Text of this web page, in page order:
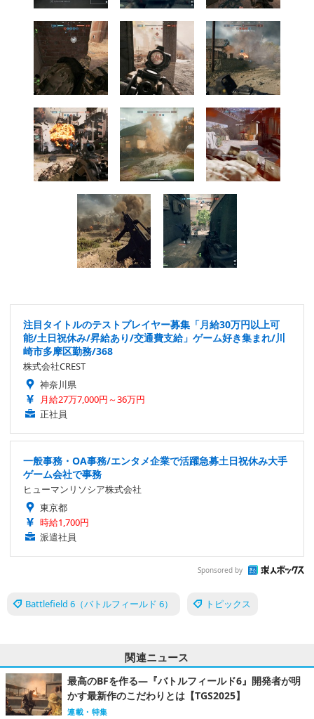
注目タイトルのテストプレイヤー募集「月給30万円以上可
能/土日祝休み/昇給あり/交通費支給」ゲーム好き集まれ/川
崎市多摩区勤務/368
株式会社CREST
神奈川県
月給27万7,000円～36万円
正社員
一般事務・OA事務/エンタメ企業で活躍急募土日祝休み大手
ゲーム会社で事務
ヒューマンリソシア株式会社
東京都
時給1,700円
派遣社員
Sponsored by
Battlefield 6（バトルフィールド 6） トピックス
関連ニュース
最高のBFを作る―『バトルフィールド6』開発者が明
かす最新作のこだわりとは【TGS2025】
連載・特集